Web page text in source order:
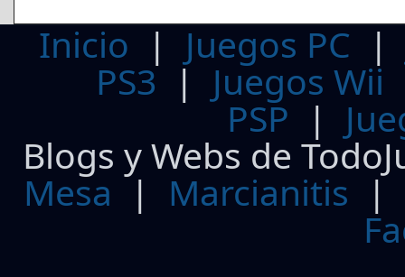
Inicio | Juegos PC
PS3| Juegos Wii
PSP |
Blogs y Webs de
Mesa | Marcianitis |